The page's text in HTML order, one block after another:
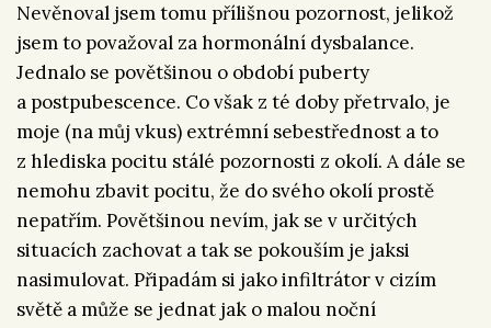
Nevěnoval jsem tomu přílišnou pozornost, jelikož
jsem to považoval za hormonální dysbalance.
Jednalo se povětšinou o období puberty
a postpubescence. Co však z té doby přetrvalo, je
moje (na můj vkus) extrémní sebestřednost a to
z hlediska pocitu stálé pozornosti z okolí. A dále se
nemohu zbavit pocitu, že do svého okolí prostě
nepatřím. Povětšinou nevím, jak se v určitých
situacích zachovat a tak se pokouším je jaksi
nasimulovat. Připadám si jako infiltrátor v cizím
světě a může se jednat jak o malou noční